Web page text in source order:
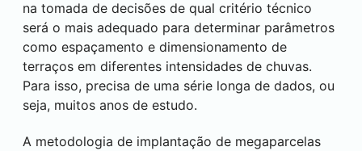
na tomada de decisões de qual critério técnico
será o mais adequado para determinar parâmetros
como espaçamento e dimensionamento de
terraços em diferentes intensidades de chuvas.
Para isso, precisa de uma série longa de dados, ou
seja, muitos anos de estudo.
A metodologia de implantação de megaparcelas